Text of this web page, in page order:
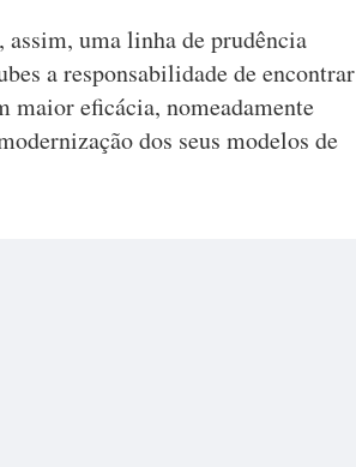
uma linha de prudência
a responsabilidade de encontrar
maior eficácia, nomeadamente
dos seus modelos de